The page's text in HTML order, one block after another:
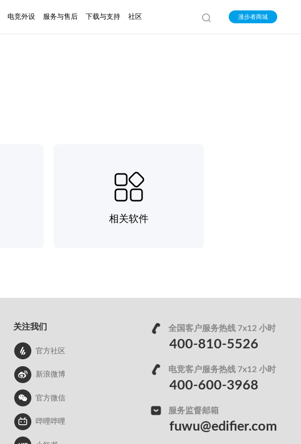
电竞外设 服务与售后 下载与支持 社区 漫步者商城
相关软件
关注我们
官方社区
新浪微博
官方微信
哔哩哔哩
全国客户服务热线 7x12 小时
400-810-5526
电竞客户服务热线 7x12 小时
400-600-3968
服务监督邮箱
fuwu@edifier.com